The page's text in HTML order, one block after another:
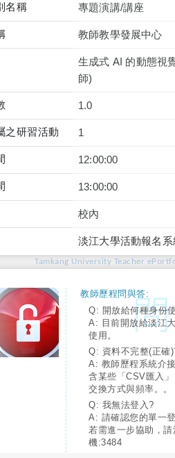
名稱 專題演講/講座
教師教學發展中心
生成式 AI 的動態視
師)
1.0
之研習活動 1
12:00:00
13:00:00
校內
淡江大學活動報名
Tamkang University Teacher
教師歷程問與答:
Q: 開放給何種身份
A: 目前開放給淡江
使用。
Q: 資料不完整(正確
A: 教師歷程系統介
含某些「CSV匯入
交換方式與頻率。。
Q: 我無法登入?
A: 請確認您的單一
若需進一步協助，
機:3484